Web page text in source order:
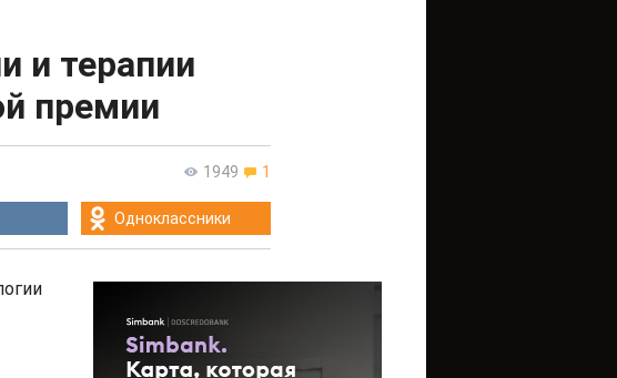
и терапии
премии
1949 1
Одноклассники